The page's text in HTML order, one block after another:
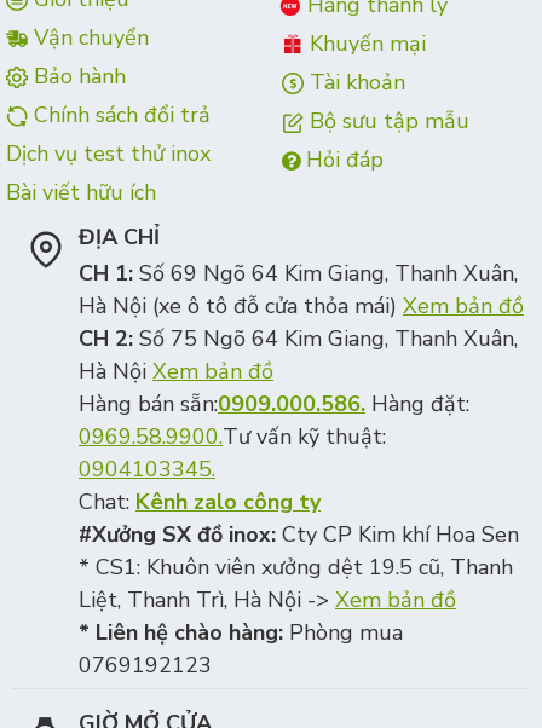
Vận chuyển
Bảo hành
Chính sách đổi trả
Dịch vụ test thử inox
Bài viết hữu ích
Khuyến mại
Tài khoản
Bộ sưu tập mẫu
Hỏi đáp
ĐỊA CHỈ
CH 1: Số 69 Ngõ 64 Kim Giang, Thanh Xuân,
Hà Nội (xe ô tô đỗ cửa thỏa mái) Xem bản đồ
CH 2: Số 75 Ngõ 64 Kim Giang, Thanh Xuân,
Hà Nội Xem bản đồ
Hàng bán sẵn:0909.000.586. Hàng đặt:
0969.58.9900.Tư vấn kỹ thuật:
0904103345.
Chat: Kênh zalo công ty
#Xưởng SX đồ inox: Cty CP Kim khí Hoa Sen
* CS1: Khuôn viên xưởng dệt 19.5 cũ, Thanh
Liệt, Thanh Trì, Hà Nội -> Xem bản đồ
* Liên hệ chào hàng: Phòng mua
0769192123